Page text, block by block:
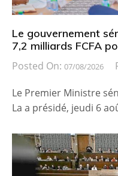
Le gouvernement
7,2 milliards FCFA
Posted On: 07/08/2026
Le Premier Ministre
La a présidé, jeudi 6